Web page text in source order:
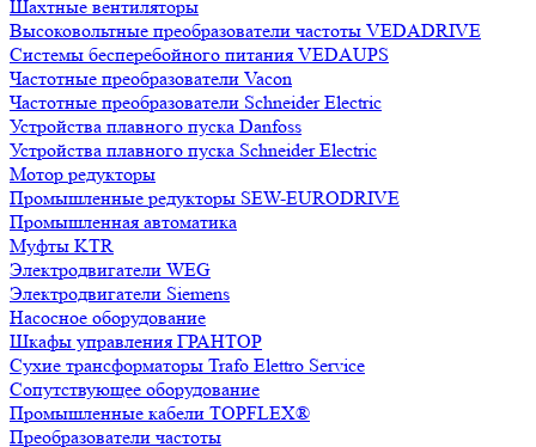
Шахтные вентиляторы
Высоковольтные преобразователи частоты VEDADRIVE
Системы бесперебойного питания VEDAUPS
Частотные преобразователи Vacon
Частотные преобразователи Schneider Electric
Устройства плавного пуска Danfoss
Устройства плавного пуска Schneider Electric
Мотор редукторы
Промышленные редукторы SEW-EURODRIVE
Промышленная автоматика
Муфты KTR
Электродвигатели WEG
Электродвигатели Siemens
Насосное оборудование
Шкафы управления ГРАНТОР
Сухие трансформаторы Trafo Elettro Service
Сопутствующее оборудование
Промышленные кабели TOPFLEX®
Преобразователи частоты